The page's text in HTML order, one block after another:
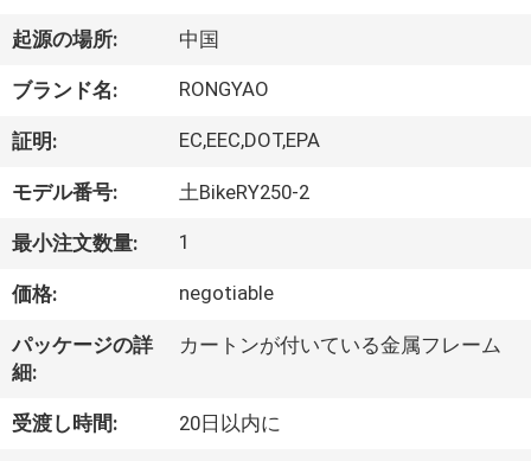
ク
ト
私
達
つ
い
て
起源の場所: 中国
ブランド名: RONGYAO
証明: EC,EEC,DOT,EPA
モデル番号: 土BikeRY250-2
最小注文数量: 1
価格: negotiable
パッケージの詳
細:
カートンが付いている金属フレーム
受渡し時間: 20日以内に